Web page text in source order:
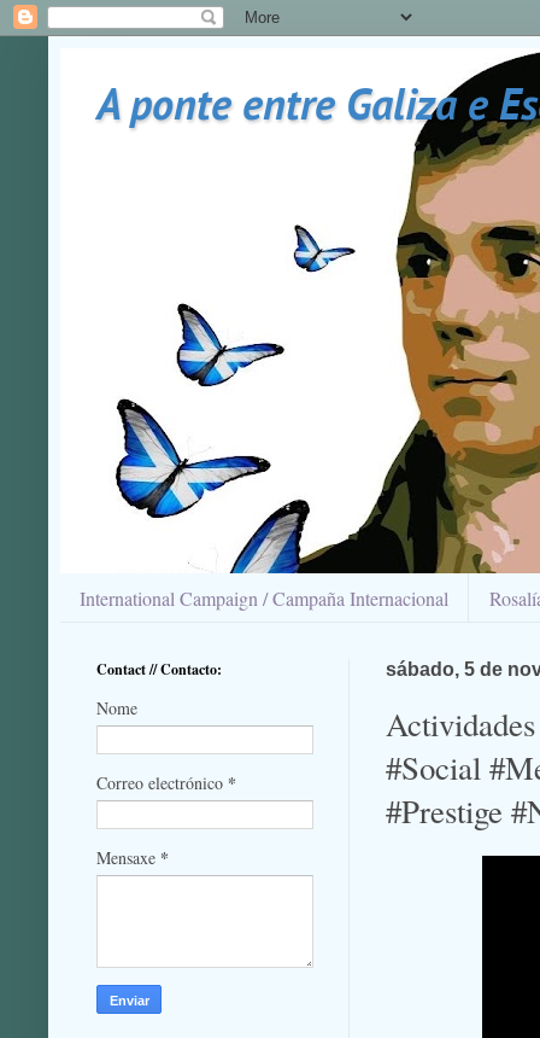
A ponte entre Galiza e
International Campaign / Campaña Internacional
sábado, 5 de
#Social
#Prestige
Contact // Contacto:
Nome
Correo electrónico *
Mensaxe *